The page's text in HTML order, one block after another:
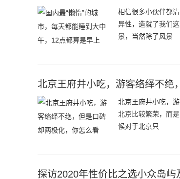
相信很多小伙伴都
异性，造就了我们
景，当然除了风景
北京王府井小吃，游客络绎不绝
北京王府井小吃，
北京比较繁荣，而
候对于北京只
探访2020年性价比之选小众岛屿